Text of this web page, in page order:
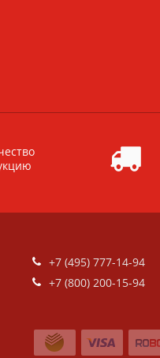
+7 (495) 777-14-94
+7 (800) 200-15-94